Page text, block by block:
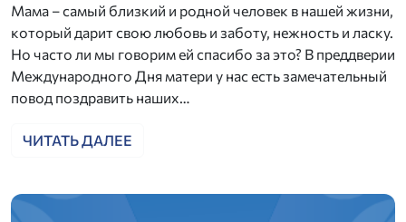
Мама – самый близкий и родной человек в нашей жизни,
который дарит свою любовь и заботу, нежность и ласку.
Но часто ли мы говорим ей спасибо за это? В преддверии
Международного Дня матери у нас есть замечательный
повод поздравить наших…
ЧИТАТЬ ДАЛЕЕ